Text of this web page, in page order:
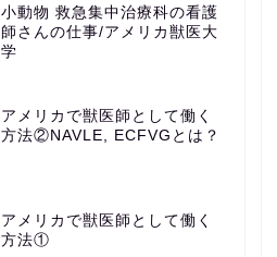
小動物 救急集中治療科の看護
師さんの仕事/アメリカ獣医大
学
アメリカで獣医師として働く
方法②NAVLE, ECFVGとは？
アメリカで獣医師として働く
方法①